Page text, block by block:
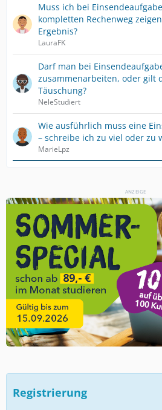
Muss ich bei
kompletten Rechenweg
Ergebnis?
LauraFK
Darf man bei
zusammenarbeiten, oder gilt
Täuschung?
NeleStudiert
Wie ausführlich muss eine
– schreibe ich zu viel oder zu
MarieLpz
ANZEIGE
Registrierung